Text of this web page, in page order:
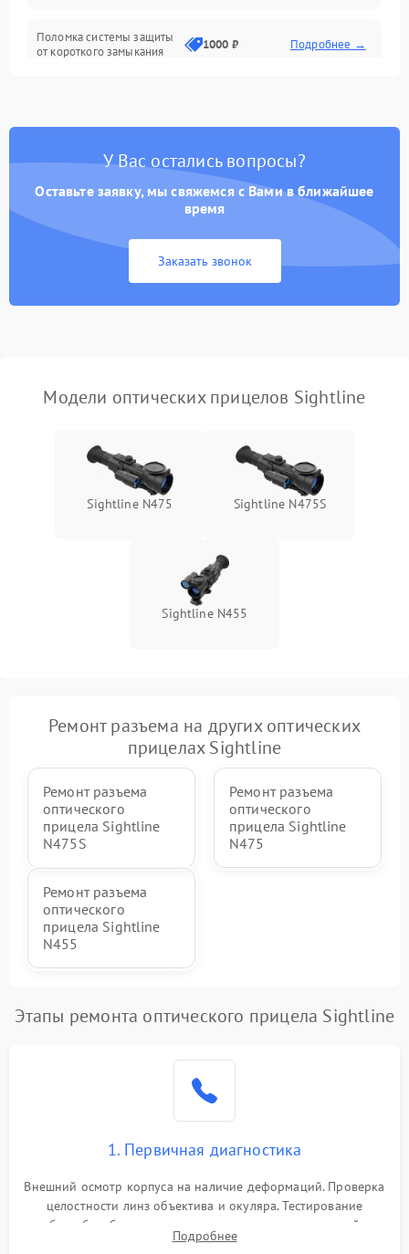
Корпус/Герметичность
Поломка системы защиты
от короткого замыкания
1000 ₽ Подробнее →
Неисправность системы
перенапряжения
1000 ₽ Подробнее →
Неисправность системы
защиты от замыкания
1000 ₽
защиты от перегрева
У Вас остались вопросы?
Оставьте заявку, мы свяжемся с Вами в ближайшее
время
Заказать звонок
Модели оптических прицелов Sightline
Sightline N475 Sightline N475S
Sightline N455
Ремонт разъема на других оптических
прицелах Sightline
Ремонт разъема
оптического
прицела Sightline
N475S
Ремонт разъема
оптического
прицела Sightline
N475
Ремонт разъема
оптического
прицела Sightline
N455
Этапы ремонта оптического прицела Sightline
1. Первичная диагностика
Внешний осмотр корпуса на наличие деформаций. Проверка
целостности линз объектива и окуляра. Тестирование
работы барабанчиков ввода поправок, кольца отстройки
параллакса и зума. Выявление сколов, внутренних
Подробнее